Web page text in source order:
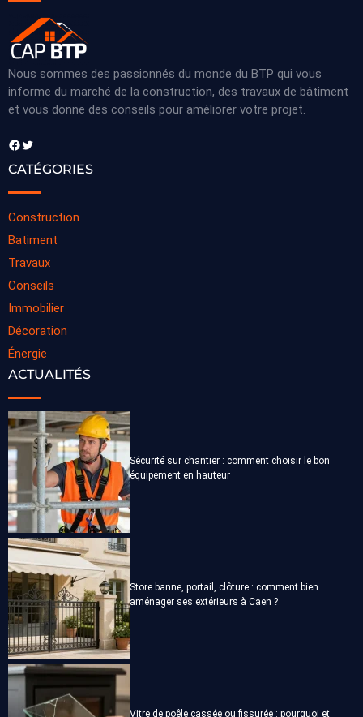
Nous sommes des passionnés du monde du BTP qui vous
informe du marché de la construction, des travaux de bâtiment
et vous donne des conseils pour améliorer votre projet.
Facebook Twitter
CATÉGORIES
Construction
Batiment
Travaux
Conseils
Immobilier
Décoration
Énergie
ACTUALITÉS
Sécurité sur chantier : comment choisir le bon
équipement en hauteur
Store banne, portail, clôture : comment bien
aménager ses extérieurs à Caen ?
Vitre de poêle cassée ou fissurée : pourquoi et